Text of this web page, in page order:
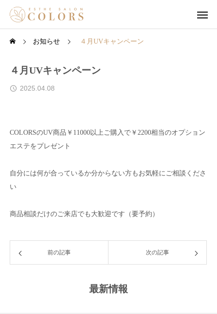
お知らせ ４月UVキャンペーン
４月UVキャンペーン
2025.04.08
COLORSのUV商品￥11000以上ご購入で￥2200相当のオプション
エステをプレゼント
自分には何が合っているか分からない方もお気軽にご相談くださ
い
商品相談だけのご来店でも大歓迎です（要予約）
前の記事 次の記事
最新情報